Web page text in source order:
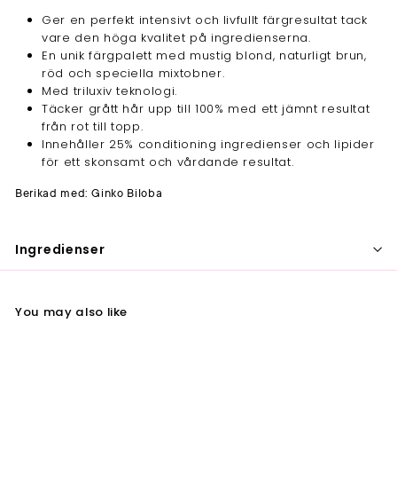
Ger en perfekt intensivt och livfullt färgresultat tack
vare den höga kvalitet på ingredienserna.
En unik färgpalett med mustig blond, naturligt brun,
röd och speciella mixtobner.
Med triluxiv teknologi.
Täcker grått hår upp till 100% med ett jämnt resultat
från rot till topp.
Innehåller 25% conditioning ingredienser och lipider
för ett skonsamt och vårdande resultat.
Berikad med: Ginko Biloba
Ingredienser
You may also like